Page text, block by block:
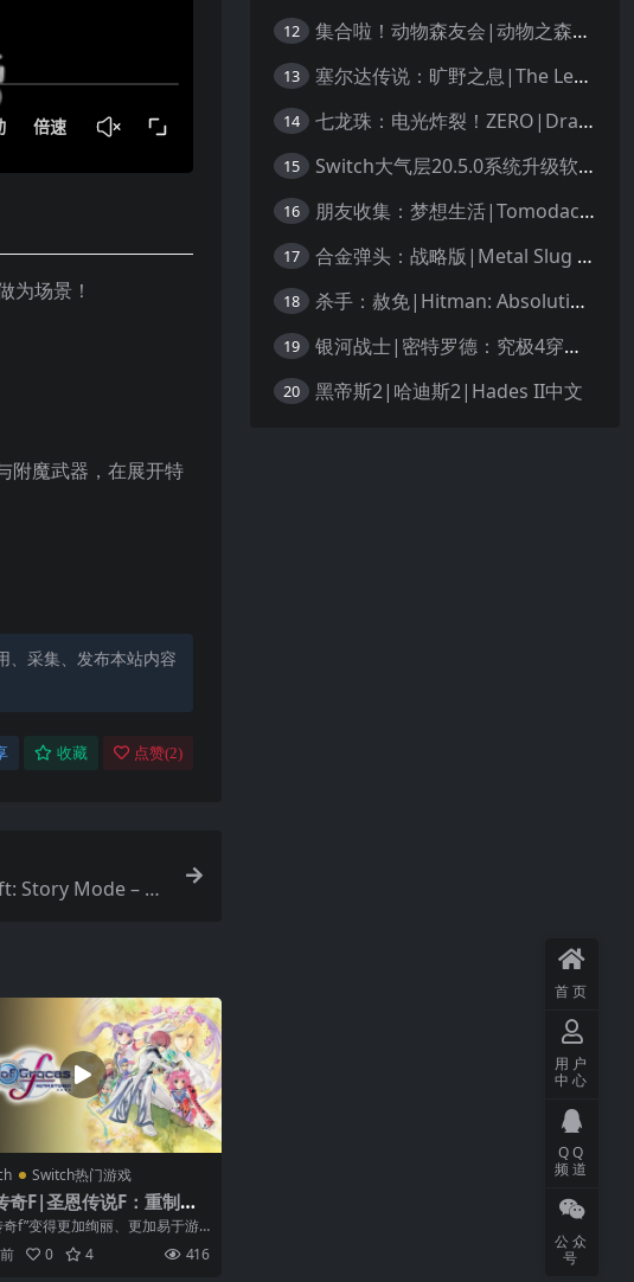
为场景！
附魔武器，在展开特
、采集、发布本站内容
收藏 点赞(2)
Story Mode – Th
Switch热门游戏
奇F|圣恩传说F：重制版|
of Graces F Remastere
奇f”变得更加绚丽、更加易于游
次问世！ 同时收录本篇之后的
0 4 416
12 集合啦！动物森友会|动物之森|Animal Crossing: New Horizons中文
13 塞尔达传说：旷野之息|The Legend of Zelda: Breath of the Wild中文
14 七龙珠：电光炸裂！ZERO|Dragon Ball: Sparking! Zero中文
15 Switch大气层20.5.0系统升级软硬破通用教程
16 朋友收集：梦想生活|Tomodachi Life: Living the Dream中文
17 合金弹头：战略版|Metal Slug Tactics中文
18 杀手：赦免|Hitman: Absolution汉化
19 银河战士|密特罗德：究极4穿越未知|Metroid Prime 4: Beyond中文
20 黑帝斯2|哈迪斯2|Hades II中文
首页
用户
中心
QQ
频道
公众
号